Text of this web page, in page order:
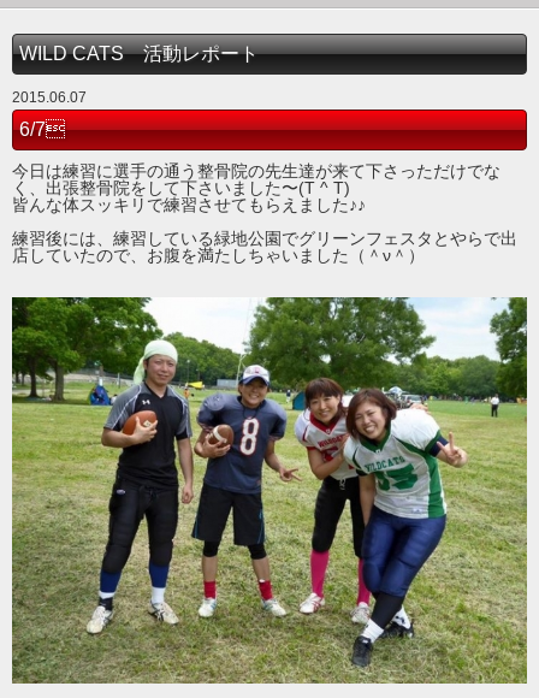
WILD CATS 活動レポート
2015.06.07
6/7
今日は練習に選手の通う整骨院の先生達が来て下さっただけでな
く、出張整骨院をして下さいました〜(T ^ T)
皆んな体スッキリで練習させてもらえました♪♪
練習後には、練習している緑地公園でグリーンフェスタとやらで出
店していたので、お腹を満たしちゃいました（＾ν＾）